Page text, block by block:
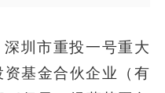
圳市重投一号重大
基金合伙企业（有